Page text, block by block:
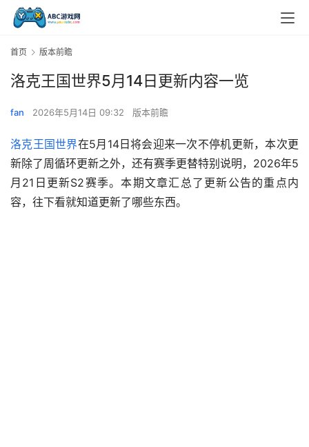
首页 版本前瞻
洛克王国世界5月14日更新内容一览
fan 2026年5月14日 09:32 版本前瞻
洛克王国世界在5月14日将会迎来一次不停机更新，本次更
新除了周循环更新之外，还有赛季更替特别说明，2026年5
月21日更新S2赛季。本期文章汇总了更新公告的重点内
容，往下看就知道更新了哪些东西。